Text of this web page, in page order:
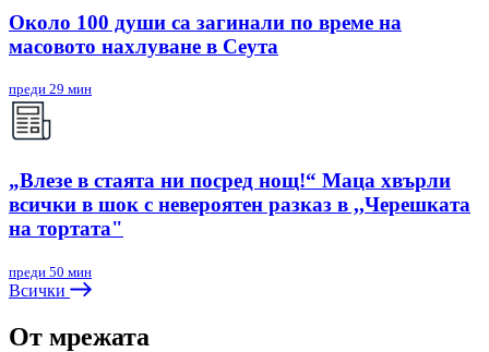
Около 100 души са загинали по време на
масовото нахлуване в Сеута
преди 29 мин
„Влезе в стаята ни посред нощ!“ Маца хвърли
всички в шок с невероятен разказ в ,,Черешката
на тортата"
преди 50 мин
Всички
От мрежата